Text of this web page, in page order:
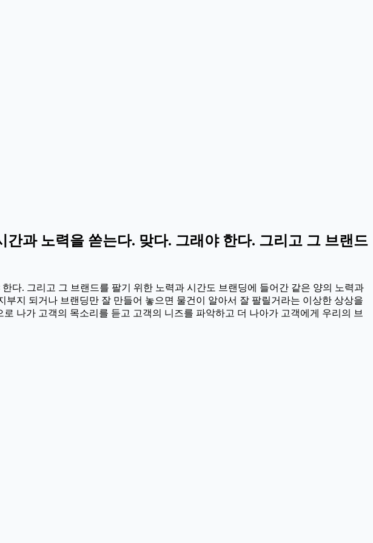
과 노력을 쏟는다. 맞다. 그래야 한다. 그리고 그 브랜드
다. 그리고 그 브랜드를 팔기 위한 노력과 시간도 브랜딩에 들어간 같은 양의 노력과
지 되거나 브랜딩만 잘 만들어 놓으면 물건이 알아서 잘 팔릴거라는 이상한 상상을
나가 고객의 목소리를 듣고 고객의 니즈를 파악하고 더 나아가 고객에게 우리의 브